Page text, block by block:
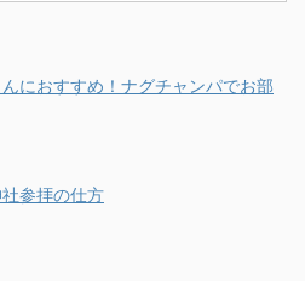
におすすめ！ナグチャンパでお部
参拝の仕方